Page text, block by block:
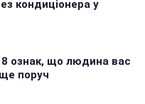
кондиціонера у
8 ознак, що людина вас
поруч